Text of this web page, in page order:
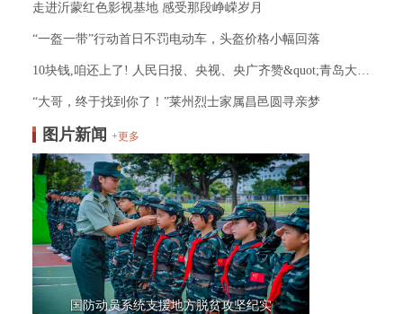
走进沂蒙红色影视基地 感受那段峥嵘岁月
“一盔一带”行动首日不罚电动车，头盔价格小幅回落
10块钱,咱还上了! 人民日报、央视、央广齐赞&quot;青岛大叔&quot;！
“大哥，终于找到你了！”莱州烈士家属昌邑圆寻亲梦
图片新闻 +更多
国防动员系统支援地方脱贫攻坚纪实
亢慕义斋图书：回